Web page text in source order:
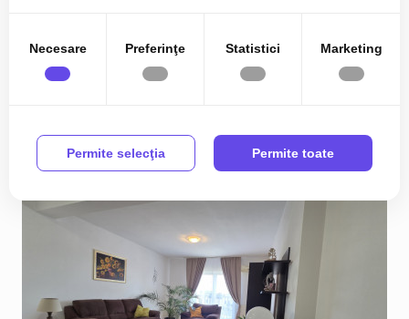
57.00 m
Necesare Preferinţe Statistici Marketing
Permite selecţia Permite toate